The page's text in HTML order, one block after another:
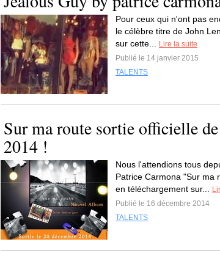
Pour ceux qui n'ont pas
le célèbre titre de John
sur cette...
Lire la suite
Publié le 14 janvier 2015
TALENTS
Sur ma route sortie officielle
2014 !
Nous l'attendions tous
Patrice Carmona "Sur ma
en téléchargement sur...
Publié le 16 décembre 2014
TALENTS